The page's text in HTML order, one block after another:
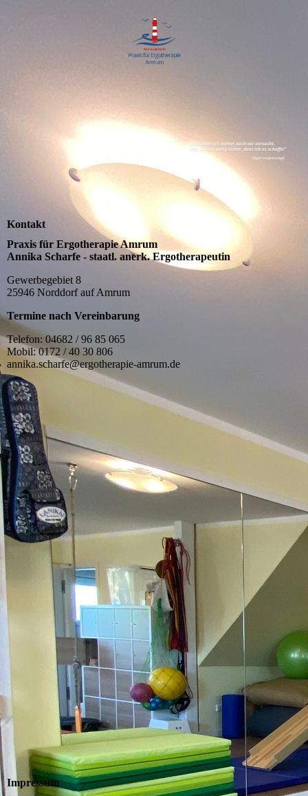
Kontakt
Praxis für Ergotherapie Amrum
Annika Scharfe - staatl. anerk. Ergotherapeutin
Gewerbegebiet 8
25946 Norddorf auf Amrum
Termine nach Vereinbarung
Telefon: 04682 / 96 85 065
Mobil: 0172 / 40 30 806
annika.scharfe@ergotherapie-amrum.de
Impressum